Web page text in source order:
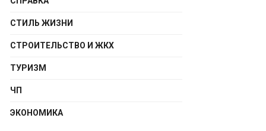
СТИЛЬ ЖИЗНИ
СТРОИТЕЛЬСТВО И ЖКХ
ТУРИЗМ
ЧП
ЭКОНОМИКА